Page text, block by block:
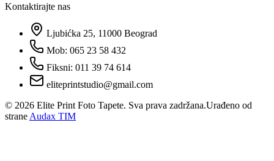
Kontaktirajte nas
Ljubićka 25, 11000 Beograd
Mob: 065 23 58 432
Fiksni: 011 39 74 614
eliteprintstudio@gmail.com
© 2026 Elite Print Foto Tapete. Sva prava zadržana.Urađeno od
strane Audax TIM